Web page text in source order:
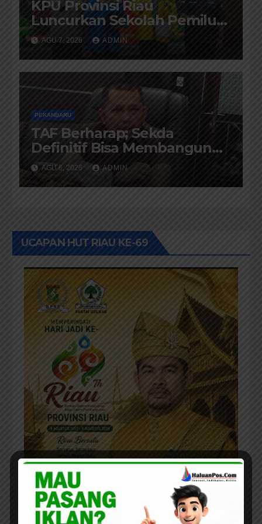
KPU Provinsi Riau
Luncurkan Sekolah Pemilu
Hijau Tahun 2026, Perkuat
Pendidikan Pemilih
Berwawasan Lingkungan
AGU 7, 2026 ADMIN
PEKANBARU
TAF Berharap; Sekda
Definitif Bisa Membangun
Komunikasi Antara Eksekutif
dan Legislatif
AGU 6, 2026 ADMIN
UCAPAN HUT RIAU KE-69